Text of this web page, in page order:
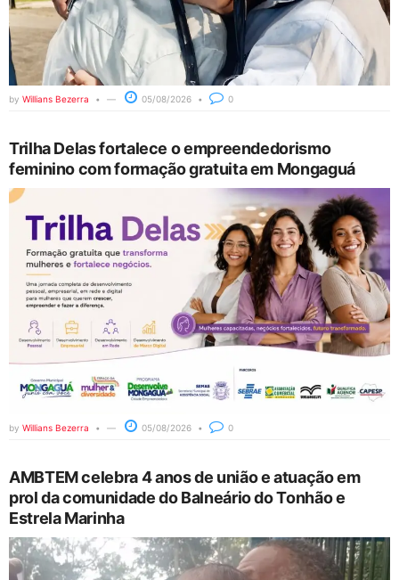
by Willians Bezerra 05/08/2026 0
Trilha Delas fortalece o empreendedorismo
feminino com formação gratuita em Mongaguá
by Willians Bezerra 05/08/2026 0
AMBTEM celebra 4 anos de união e atuação em
prol da comunidade do Balneário do Tonhão e
Estrela Marinha